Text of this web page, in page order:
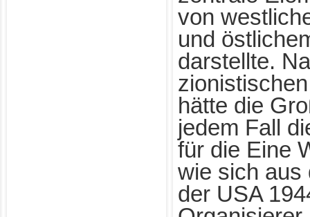
von
und
darstellte.
hätte die
jedem Fall
für die Eine
wie sich aus
der USA